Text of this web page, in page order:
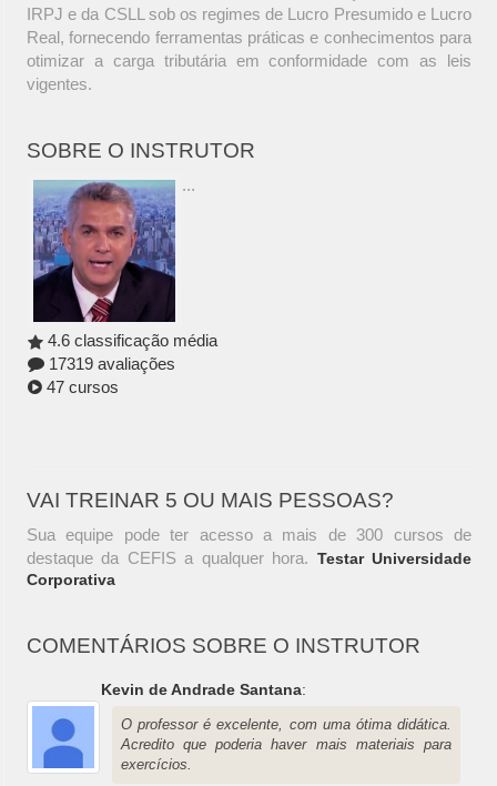
IRPJ e da CSLL sob os regimes de Lucro Presumido e Lucro
Real, fornecendo ferramentas práticas e conhecimentos para
otimizar a carga tributária em conformidade com as leis
vigentes.
SOBRE O INSTRUTOR
...
4.6 classificação média
17319 avaliações
47 cursos
VAI TREINAR 5 OU MAIS PESSOAS?
Sua equipe pode ter acesso a mais de 300 cursos de
destaque da CEFIS a qualquer hora. Testar Universidade
Corporativa
COMENTÁRIOS SOBRE O INSTRUTOR
Kevin de Andrade Santana:
O professor é excelente, com uma ótima didática.
Acredito que poderia haver mais materiais para
exercícios.